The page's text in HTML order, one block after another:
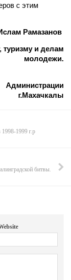
с этим
Рамазанов
туризму и делам
молодежи.
г.Махачкалы
1998-1999 г.р
битвы.